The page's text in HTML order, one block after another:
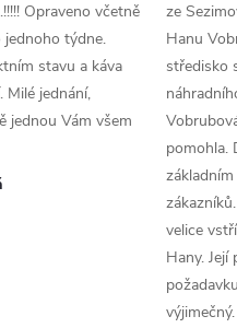
Opraveno včetně
týdne.
stavu a káva
Milé jednání,
jednou Vám všem
ze
Hanu
středisko
pomohla.
velice
Hany.